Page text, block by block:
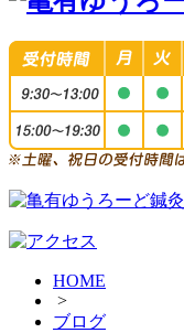
HOME
>
ブログ